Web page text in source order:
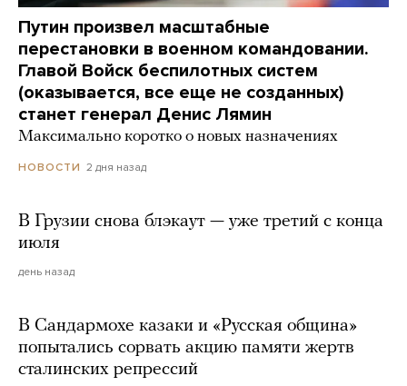
Путин произвел масштабные
перестановки в военном командовании.
Главой Войск беспилотных систем
(оказывается, все еще не созданных)
станет генерал Денис Лямин
Максимально коротко о новых назначениях
НОВОСТИ 2 дня назад
В Грузии снова блэкаут — уже третий с конца
июля
день назад
В Сандармохе казаки и «Русская община»
попытались сорвать акцию памяти жертв
сталинских репрессий